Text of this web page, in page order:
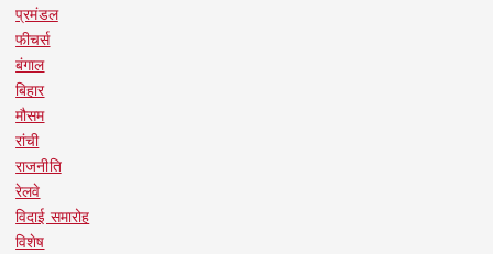
प्रमंडल
फीचर्स
बंगाल
बिहार
मौसम
रांची
राजनीति
रेलवे
विदाई समारोह
विशेष